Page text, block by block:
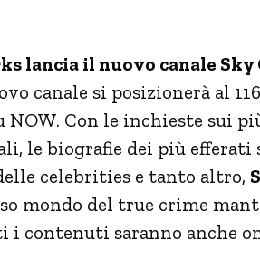
lancia il nuovo canale Sky
canale si posizionerà al 116
NOW. Con le inchieste sui
le biografie dei più efferati
celebrities e tanto altro,
mondo del true crime
i contenuti saranno anche